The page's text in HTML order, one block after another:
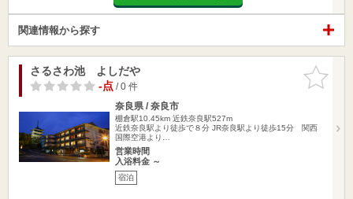
関連情報から探す
お気に入
りに追加
さるさわ池 よしだや
-点/ 0 件
奈良県 / 奈良市
棚倉駅10.45km 近鉄奈良駅527m
近鉄奈良駅より徒歩で８分 JR奈良駅より徒歩15分 関西
国際空港より…
営業時間
入浴料金 ～
宿泊